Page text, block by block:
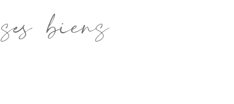
ses biens